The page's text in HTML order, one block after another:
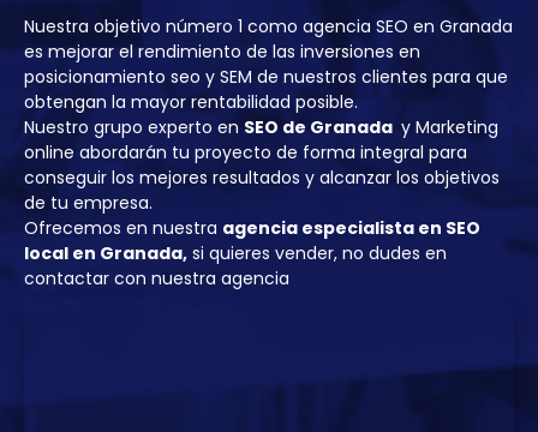
Nuestra objetivo número 1 como agencia SEO en Granada
es mejorar el rendimiento de las inversiones en
posicionamiento seo y SEM de nuestros clientes para que
obtengan la mayor rentabilidad posible.
Nuestro grupo experto en SEO de Granada y Marketing
online abordarán tu proyecto de forma integral para
conseguir los mejores resultados y alcanzar los objetivos
de tu empresa.
Ofrecemos en nuestra agencia especialista en SEO
local en Granada, si quieres vender, no dudes en
contactar con nuestra agencia